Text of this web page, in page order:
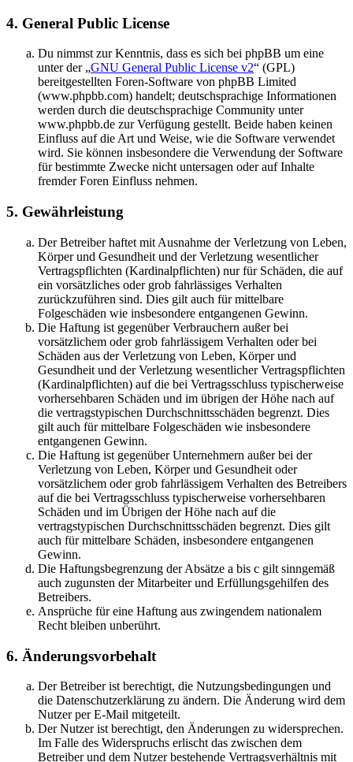
4. General Public License
Du nimmst zur Kenntnis, dass es sich bei phpBB um eine
unter der „GNU General Public License v2“ (GPL)
bereitgestellten Foren-Software von phpBB Limited
(www.phpbb.com) handelt; deutschsprachige Informationen
werden durch die deutschsprachige Community unter
www.phpbb.de zur Verfügung gestellt. Beide haben keinen
Einfluss auf die Art und Weise, wie die Software verwendet
wird. Sie können insbesondere die Verwendung der Software
für bestimmte Zwecke nicht untersagen oder auf Inhalte
fremder Foren Einfluss nehmen.
5. Gewährleistung
Der Betreiber haftet mit Ausnahme der Verletzung von Leben,
Körper und Gesundheit und der Verletzung wesentlicher
Vertragspflichten (Kardinalpflichten) nur für Schäden, die auf
ein vorsätzliches oder grob fahrlässiges Verhalten
zurückzuführen sind. Dies gilt auch für mittelbare
Folgeschäden wie insbesondere entgangenen Gewinn.
Die Haftung ist gegenüber Verbrauchern außer bei
vorsätzlichem oder grob fahrlässigem Verhalten oder bei
Schäden aus der Verletzung von Leben, Körper und
Gesundheit und der Verletzung wesentlicher Vertragspflichten
(Kardinalpflichten) auf die bei Vertragsschluss typischerweise
vorhersehbaren Schäden und im übrigen der Höhe nach auf
die vertragstypischen Durchschnittsschäden begrenzt. Dies
gilt auch für mittelbare Folgeschäden wie insbesondere
entgangenen Gewinn.
Die Haftung ist gegenüber Unternehmern außer bei der
Verletzung von Leben, Körper und Gesundheit oder
vorsätzlichem oder grob fahrlässigem Verhalten des Betreibers
auf die bei Vertragsschluss typischerweise vorhersehbaren
Schäden und im Übrigen der Höhe nach auf die
vertragstypischen Durchschnittsschäden begrenzt. Dies gilt
auch für mittelbare Schäden, insbesondere entgangenen
Gewinn.
Die Haftungsbegrenzung der Absätze a bis c gilt sinngemäß
auch zugunsten der Mitarbeiter und Erfüllungsgehilfen des
Betreibers.
Ansprüche für eine Haftung aus zwingendem nationalem
Recht bleiben unberührt.
6. Änderungsvorbehalt
Der Betreiber ist berechtigt, die Nutzungsbedingungen und
die Datenschutzerklärung zu ändern. Die Änderung wird dem
Nutzer per E-Mail mitgeteilt.
Der Nutzer ist berechtigt, den Änderungen zu widersprechen.
Im Falle des Widerspruchs erlischt das zwischen dem
Betreiber und dem Nutzer bestehende Vertragsverhältnis mit